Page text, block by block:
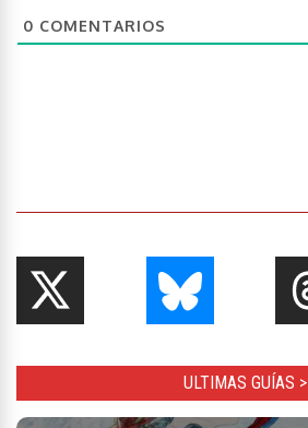
0 COMENTARIOS
ULTIMAS GUÍAS >